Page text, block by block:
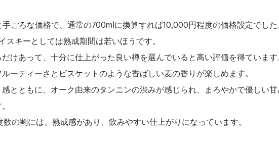
ごろな価格で、通常の700mlに換算すれば10,000円程度の価格設定でした
キーとしては熟成期間は若いほうです。
けあって、十分に仕上がった良い樽を選んでいると高い評価を得ています
ーティーさとビスケットのような香ばしい麦の香りが楽しめます。
とともに、オーク由来のタンニンの渋みが感じられ、まろやかで優しい
の割には、熟成感があり、飲みやすい仕上がりになっています。